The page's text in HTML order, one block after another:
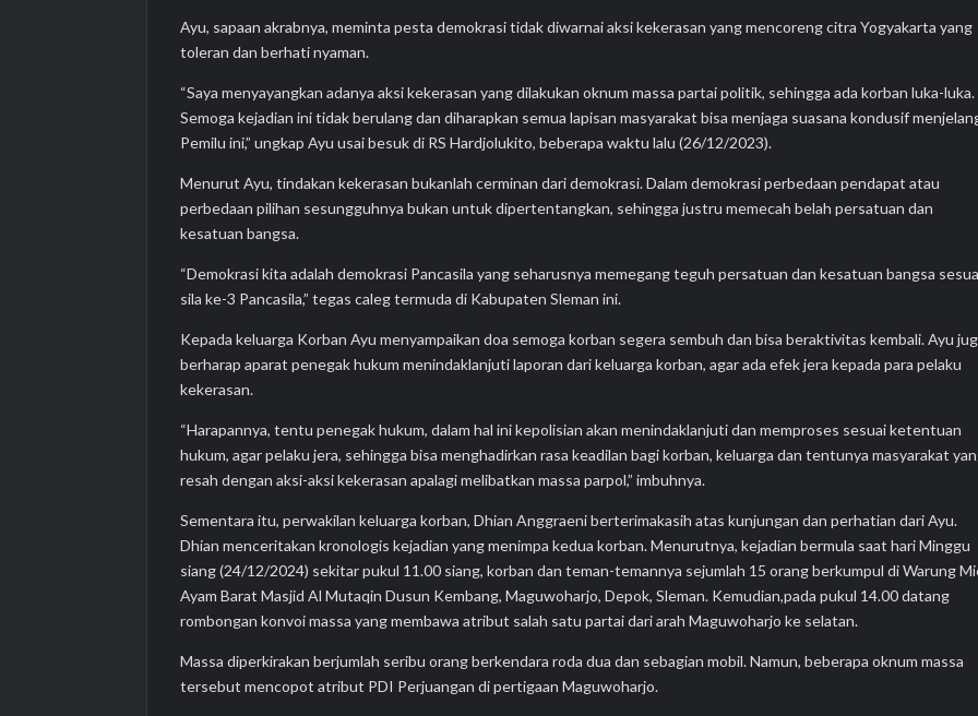
Ayu, sapaan akrabnya, meminta pesta demokrasi tidak diwarnai aksi kekerasan yang mencoreng citra Yogyakarta yang
toleran dan berhati nyaman.
“Saya menyayangkan adanya aksi kekerasan yang dilakukan oknum massa partai politik, sehingga ada korban luka-luka.
Semoga kejadian ini tidak berulang dan diharapkan semua lapisan masyarakat bisa menjaga suasana kondusif
Pemilu ini,” ungkap Ayu usai besuk di RS Hardjolukito, beberapa waktu lalu (26/12/2023).
Menurut Ayu, tindakan kekerasan bukanlah cerminan dari demokrasi. Dalam demokrasi perbedaan pendapat atau
perbedaan pilihan sesungguhnya bukan untuk dipertentangkan, sehingga justru memecah belah persatuan dan
kesatuan bangsa.
“Demokrasi kita adalah demokrasi Pancasila yang seharusnya memegang teguh persatuan dan kesatuan bangsa
sila ke-3 Pancasila,” tegas caleg termuda di Kabupaten Sleman ini.
Kepada keluarga Korban Ayu menyampaikan doa semoga korban segera sembuh dan bisa beraktivitas kembali. Ayu
berharap aparat penegak hukum menindaklanjuti laporan dari keluarga korban, agar ada efek jera kepada para pelaku
kekerasan.
“Harapannya, tentu penegak hukum, dalam hal ini kepolisian akan menindaklanjuti dan memproses sesuai ketentuan
hukum, agar pelaku jera, sehingga bisa menghadirkan rasa keadilan bagi korban, keluarga dan tentunya masyarakat
resah dengan aksi-aksi kekerasan apalagi melibatkan massa parpol,” imbuhnya.
Sementara itu, perwakilan keluarga korban, Dhian Anggraeni berterimakasih atas kunjungan dan perhatian dari Ayu.
Dhian menceritakan kronologis kejadian yang menimpa kedua korban. Menurutnya, kejadian bermula saat hari Minggu
siang (24/12/2024) sekitar pukul 11.00 siang, korban dan teman-temannya sejumlah 15 orang berkumpul di Warung
Ayam Barat Masjid Al Mutaqin Dusun Kembang, Maguwoharjo, Depok, Sleman. Kemudian,pada pukul 14.00 datang
rombongan konvoi massa yang membawa atribut salah satu partai dari arah Maguwoharjo ke selatan.
Massa diperkirakan berjumlah seribu orang berkendara roda dua dan sebagian mobil. Namun, beberapa oknum massa
tersebut mencopot atribut PDI Perjuangan di pertigaan Maguwoharjo.